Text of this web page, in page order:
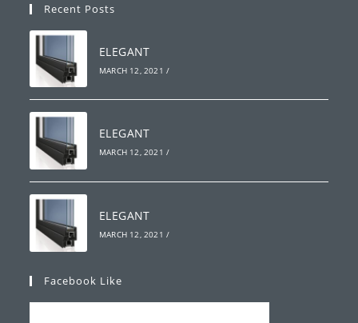
Recent Posts
ELEGANT
MARCH 12, 2021 /
ELEGANT
MARCH 12, 2021 /
ELEGANT
MARCH 12, 2021 /
Facebook Like